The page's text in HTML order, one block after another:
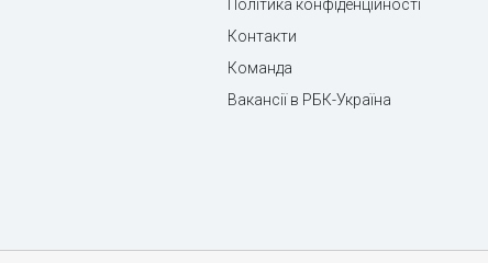
Політика конфіденційності
Контакти
Команда
Вакансії в РБК-Україна